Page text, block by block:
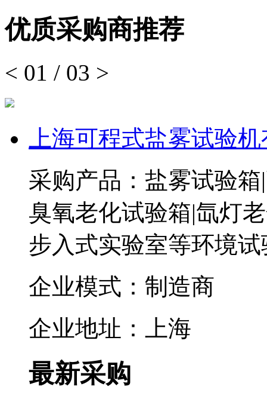
优质采购商推荐
< 01 / 03 >
上海可程式盐雾试验
采购产品：盐雾试验
臭氧老化试验箱|氙灯
步入式实验室等环境
企业模式：制造商
企业地址：上海
最新采购